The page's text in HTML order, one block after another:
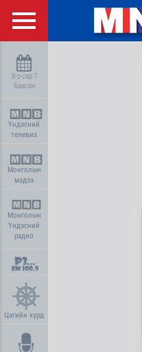
8-р сар 7
Баасан
Үндэсний
телевиз
Монголын
мэдээ
Монголын
Үндэсний
радио
Цагийн хүрд